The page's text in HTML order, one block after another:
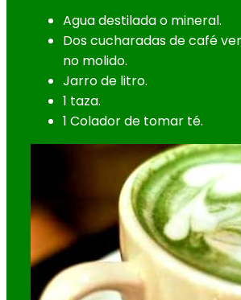
Agua destilada o mineral.
Dos cucharadas de café
no molido.
Jarro de litro.
1 taza.
1 Colador de tomar té.